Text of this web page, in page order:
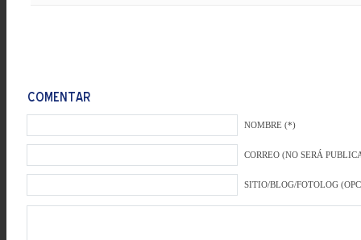
NOMBRE (*)
CORREO (NO SERÁ
SITIO/BLOG/FOTOLOG